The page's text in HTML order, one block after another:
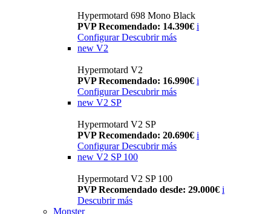
Hypermotard 698 Mono Black
PVP Recomendado: 14.390€ i
Configurar Descubrir más
new V2
Hypermotard V2
PVP Recomendado: 16.990€ i
Configurar Descubrir más
new V2 SP
Hypermotard V2 SP
PVP Recomendado: 20.690€ i
Configurar Descubrir más
new V2 SP 100
Hypermotard V2 SP 100
PVP Recomendado desde: 29.000€ i
Descubrir más
Monster